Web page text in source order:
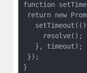
function
return new
     resolve();
   }, timeout);
});
}